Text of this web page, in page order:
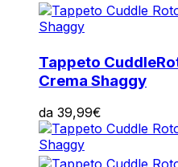
Tappeto Cuddle
Crema Shaggy
da 39,99€